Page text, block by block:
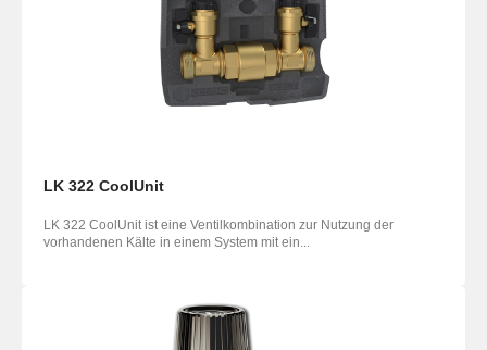
LK 322 CoolUnit
LK 322 CoolUnit ist eine Ventilkombination zur Nutzung der
vorhandenen Kälte in einem System mit ein...